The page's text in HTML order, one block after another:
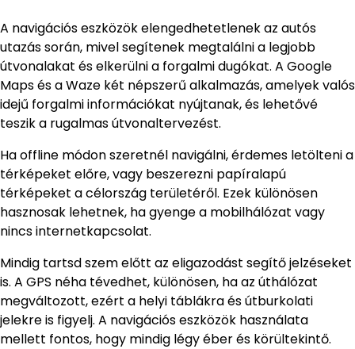
A navigációs eszközök elengedhetetlenek az autós
utazás során, mivel segítenek megtalálni a legjobb
útvonalakat és elkerülni a forgalmi dugókat. A Google
Maps és a Waze két népszerű alkalmazás, amelyek valós
idejű forgalmi információkat nyújtanak, és lehetővé
teszik a rugalmas útvonaltervezést.
Ha offline módon szeretnél navigálni, érdemes letölteni a
térképeket előre, vagy beszerezni papíralapú
térképeket a célország területéről. Ezek különösen
hasznosak lehetnek, ha gyenge a mobilhálózat vagy
nincs internetkapcsolat.
Mindig tartsd szem előtt az eligazodást segítő jelzéseket
is. A GPS néha tévedhet, különösen, ha az úthálózat
megváltozott, ezért a helyi táblákra és útburkolati
jelekre is figyelj. A navigációs eszközök használata
mellett fontos, hogy mindig légy éber és körültekintő.